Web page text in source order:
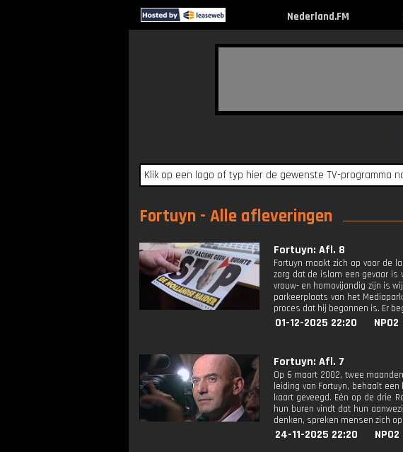
Nederland.FM
Fortuyn - Alle afleveringen
Fortuyn: Afl. 8
Fortuyn maakt zich op voor de
zorg dat de islam een gevaar is
vrouw- en homovijandig zijn is
parkeerplaats van het
proces dat hij begonnen is. Er
01-12-2025 22:20 NPO2
Fortuyn: Afl. 7
Op 6 maart 2002, twee
leiding van Fortuyn, behaalt
kaart geveegd. Eén op de drie
hun buren vindt dat hun
denken, spreken mensen zich
24-11-2025 22:20 NPO2